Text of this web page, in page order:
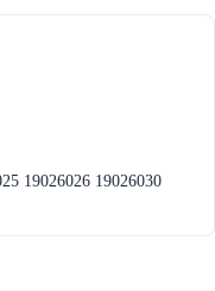
19026026 19026030